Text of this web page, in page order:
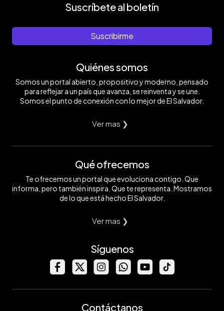
Suscríbete al boletín
Suscribirme
Quiénes somos
Somos un portal abierto, propositivo y moderno, pensado
para reflejar a un país que avanza, se reinventa y se une.
Somos el punto de conexión con lo mejor de El Salvador.
Ver mas ❯
Qué ofrecemos
Te ofrecemos un portal que evoluciona contigo. Que
informa, pero también inspira. Que te representa. Mostramos
de lo que está hecho El Salvador.
Ver mas ❯
Síguenos
Contáctanos